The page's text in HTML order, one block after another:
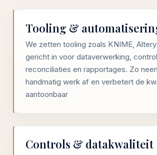
Tooling &
We zetten tooling zoals KNIME,
gericht in voor dataverwerking,
reconciliaties en rapportages. Zo
handmatig werk af en verbetert de
aantoonbaar
Controls & datakwaliteit